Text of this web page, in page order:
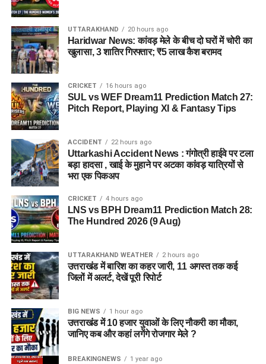
कांवड़ मेले के दौरान हरिद्वार में भारी भीड़ और सुरक्षा व्यवस्था के बीच चोरी
फुटेज और मुखबिर की सूचना के आधार पर पुलिस टीम ने पहले टैम्पो चालक
को पकड़ा और फिर उसकी निशानदेही पर उसके दोनों साथियों तक पहुंची।
पुलिस का कहना है कि आरोपियों से पूछताछ के आधार पर मामले में आगे की
कार्रवाई की जा रही है। साथ ही उनके आपराधिक इतिहास और अन्य
संभावित वारदातों के संबंध में भी जानकारी जुटाई जा रही है।
UTTARAKHAND 20 hours ago
Haridwar News: कांवड़ मेले के बीच दो घरों में चोरी का
खुलासा, 3 शातिर गिरफ्तार; ₹5 लाख कैश बरामद
CRICKET 16 hours ago
SUL vs WEF Dream11 Prediction Match 27:
Pitch Report, Playing XI & Fantasy Tips
ACCIDENT 22 hours ago
Uttarkashi Accident News : गंगोत्री हाईवे पर टला
बड़ा हादसा , खाई के मुहाने पर अटका कांवड़ यात्रियों से
भरा एक पिकअप
CRICKET 4 hours ago
LNS vs BPH Dream11 Prediction Match 28:
The Hundred 2026 (9 Aug)
UTTARAKHAND WEATHER 2 hours ago
उत्तराखंड में बारिश का कहर जारी, 11 अगस्त तक कई
जिलों में अलर्ट, देखें पूरी रिपोर्ट
BIG NEWS 1 hour ago
उत्तराखंड में 10 हजार युवाओं के लिए नौकरी का मौका,
जानिए कब और कहां लगेंगे रोजगार मेले ?
BREAKINGNEWS 1 year ago